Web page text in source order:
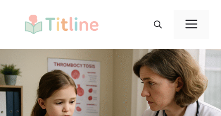
contenu